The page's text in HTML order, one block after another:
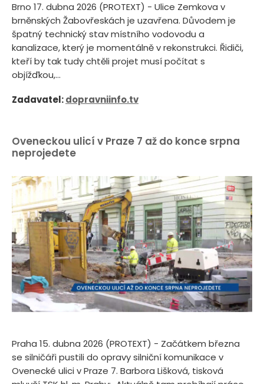
Brno 17. dubna 2026 (PROTEXT) - Ulice Zemkova v
brněnských Žabovřeskách je uzavřena. Důvodem je
špatný technický stav místního vodovodu a
kanalizace, který je momentálně v rekonstrukci. Řidiči,
kteří by tak tudy chtěli projet musí počítat s
objížďkou,...
Zadavatel:dopravniinfo.tv
Oveneckou ulicí v Praze 7 až do konce srpna
neprojedete
Praha 15. dubna 2026 (PROTEXT) - Začátkem března
se silničáři pustili do opravy silniční komunikace v
Ovenecké ulici v Praze 7. Barbora Lišková, tisková